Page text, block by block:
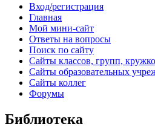
Вход/регистрация
Главная
Мой мини-сайт
Ответы на вопросы
Поиск по сайту
Сайты классов, групп,
Сайты образовательных
Сайты коллег
Форумы
Библиотека